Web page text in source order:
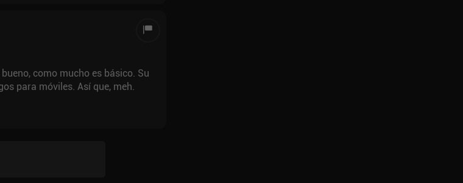
como mucho es básico. Su
para móviles. Así que, meh.